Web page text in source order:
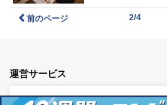
前のページ 2/4
運営サービス